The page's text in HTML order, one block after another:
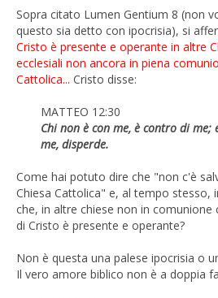
Sopra citato Lumen Gentium 8 (non
questo sia detto con ipocrisia), si
Cristo è presente e operante in altre
ecclesiali non ancora in piena
Cattolica... Cristo disse:
MATTEO 12:30
Chi non è con me, è contro di me;
me, disperde.
Come hai potuto dire che "non c'è
Chiesa Cattolica" e, al tempo stesso,
che, in altre chiese non in comunione
di Cristo è presente e operante?
Non è questa una palese ipocrisia o
Il vero amore biblico non è a doppia